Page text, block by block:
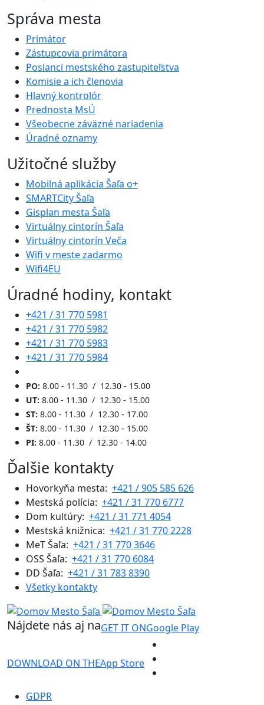
Správa mesta
Primátor
Zástupcovia primátora
Poslanci mestského zastupiteľstva
Komisie a ich členovia
Hlavný kontrolór
Prednosta MsÚ
Všeobecne záväzné nariadenia
Úradné oznamy
Užitočné služby
Mobilná aplikácia Šaľa o+
SMARTCity Šaľa
Gisplan mesta Šaľa
Virtuálny cintorín Šaľa
Virtuálny cintorín Veča
Wifi v meste zadarmo
Wifi4EU
Úradné hodiny, kontakt
+421 / 31 770 5981
+421 / 31 770 5982
+421 / 31 770 5983
+421 / 31 770 5984
PO: 8.00 - 11.30 / 12.30 - 15.00
UT: 8.00 - 11.30 / 12.30 - 15.00
ST: 8.00 - 11.30 / 12.30 - 17.00
ŠT: 8.00 - 11.30 / 12.30 - 15.00
PI: 8.00 - 11.30 / 12.30 - 14.00
Ďalšie kontakty
Hovorkyňa mesta: +421 / 905 585 626
Mestská polícia: +421 / 31 770 6777
Dom kultúry: +421 / 31 771 4054
Mestská knižnica: +421 / 31 770 2228
MeT Šaľa: +421 / 31 770 3646
OSS Šaľa: +421 / 31 770 6084
DD Šaľa: +421 / 31 783 8390
Všetky kontakty
Nájdete nás aj naGET IT ONGoogle Play
DOWNLOAD ON THEApp Store
GDPR